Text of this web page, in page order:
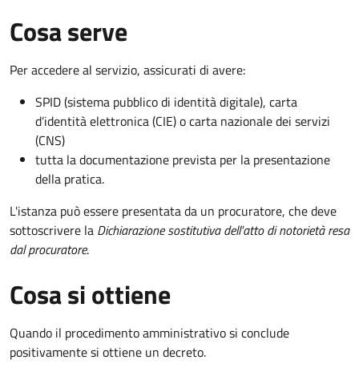
Cosa serve
Per accedere al servizio, assicurati di avere:
SPID (sistema pubblico di identità digitale), carta
d’identità elettronica (CIE) o carta nazionale dei servizi
(CNS)
tutta la documentazione prevista per la presentazione
della pratica.
L'istanza può essere presentata da un procuratore, che deve
sottoscrivere la Dichiarazione sostitutiva dell'atto di notorietà resa
dal procuratore.
Cosa si ottiene
Quando il procedimento amministrativo si conclude
positivamente si ottiene un decreto.